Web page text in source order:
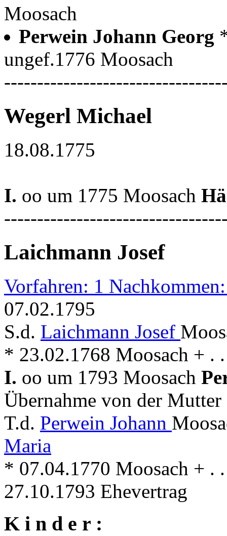
Moosach
Perwein Johann Georg
ungef.1776 Moosach
Wegerl Michael
18.08.1775
I. oo um 1775 Moosach
Laichmann Josef
Vorfahren: 1
07.02.1795
S.d. Laichmann Josef
* 23.02.1768 Moosach + .
I. oo um 1793 Moosach
Übernahme von der Mutter
T.d. Perwein Johann
Maria
* 07.04.1770 Moosach + .
27.10.1793 Ehevertrag
K i n d e r :